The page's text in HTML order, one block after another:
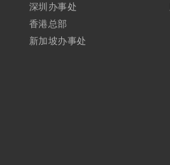
深圳办事处
香港总部
新加坡办事处